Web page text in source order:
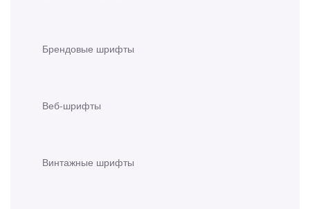
Брендовые шрифты
Веб-шрифты
Винтажные шрифты